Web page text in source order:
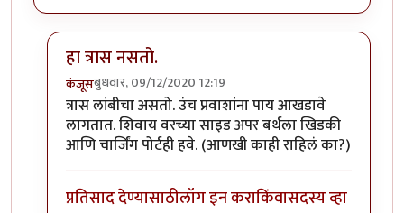
हा त्रास नसतो.
कंजूसबुधवार, 09/12/2020 12:19
In reply toSL बर्थ सुखकारक !byहेमंतकुमार
त्रास लांबीचा असतो. उंच प्रवाशांना पाय आखडावे
लागतात. शिवाय वरच्या साइड अपर बर्थला खिडकी
आणि चार्जिंग पोर्टही हवे. (आणखी काही राहिलं का?)
प्रतिसाद देण्यासाठीलॉग इन कराकिंवासदस्य व्हा